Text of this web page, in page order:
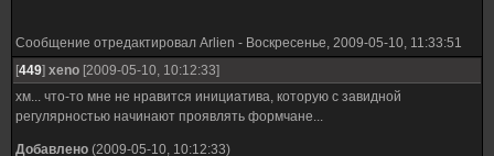
Сообщение отредактировал Arlien - Воскресенье, 2009-05-10, 11:33:51
[449] xeno [2009-05-10, 10:12:33]
хм... что-то мне не нравится инициатива, которую с завидной
регулярностью начинают проявлять формчане...
Добавлено (2009-05-10, 10:12:33)